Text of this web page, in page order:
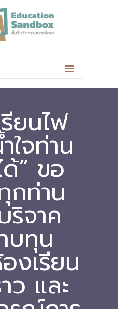
ะมาตรฐานการแลกเปลี่ยนข้อมูล
ถานศึกษานำร่อง
อนพื้นที่นวัตกรรมการศึกษา
พ.ร.บ.
รียนไฟ
ใจท่าน
” ขอ
กท่าน
ริจาค
บทุน
งเรียน
ว และ